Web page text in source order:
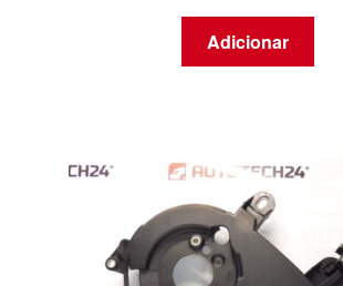
Adicionar